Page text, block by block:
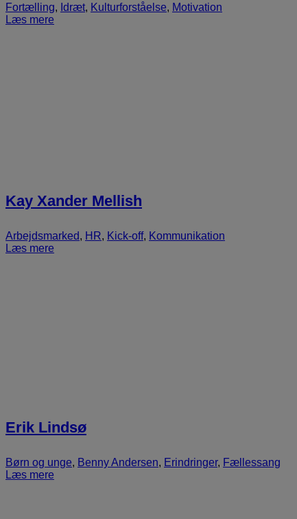
Fortælling, Idræt, Kulturforståelse, Motivation
Læs mere
Kay Xander Mellish
Arbejdsmarked, HR, Kick-off, Kommunikation
Læs mere
Erik Lindsø
Børn og unge, Benny Andersen, Erindringer, Fællessang
Læs mere